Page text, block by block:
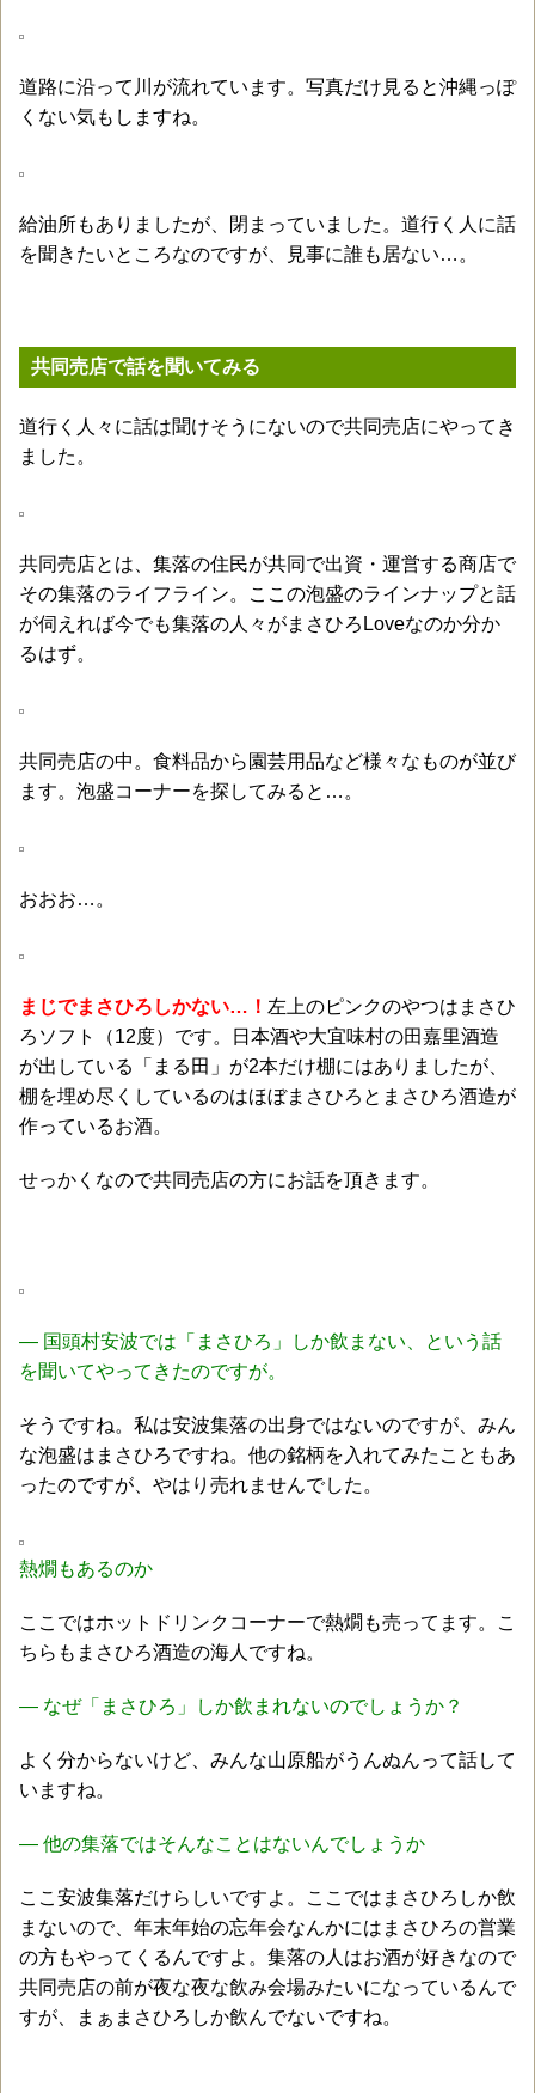
道路に沿って川が流れています。写真だけ見ると沖縄っぽ
くない気もしますね。
給油所もありましたが、閉まっていました。道行く人に話
を聞きたいところなのですが、見事に誰も居ない…。
共同売店で話を聞いてみる
道行く人々に話は聞けそうにないので共同売店にやってき
ました。
共同売店とは、集落の住民が共同で出資・運営する商店で
その集落のライフライン。ここの泡盛のラインナップと話
が伺えれば今でも集落の人々がまさひろLoveなのか分か
るはず。
共同売店の中。食料品から園芸用品など様々なものが並び
ます。泡盛コーナーを探してみると…。
おおお…。
まじでまさひろしかない…！ 左上のピンクのやつはまさひ
ろソフト（12度）です。日本酒や大宜味村の田嘉里酒造
が出している「まる田」が2本だけ棚にはありましたが、
棚を埋め尽くしているのはほぼまさひろとまさひろ酒造が
作っているお酒。
せっかくなので共同売店の方にお話を頂きます。
― 国頭村安波では「まさひろ」しか飲まない、という話
を聞いてやってきたのですが。
そうですね。私は安波集落の出身ではないのですが、みん
な泡盛はまさひろですね。他の銘柄を入れてみたこともあ
ったのですが、やはり売れませんでした。
熱燗もあるのか
ここではホットドリンクコーナーで熱燗も売ってます。こ
ちらもまさひろ酒造の海人ですね。
― なぜ「まさひろ」しか飲まれないのでしょうか？
よく分からないけど、みんな山原船がうんぬんって話して
いますね。
― 他の集落ではそんなことはないんでしょうか
ここ安波集落だけらしいですよ。ここではまさひろしか飲
まないので、年末年始の忘年会なんかにはまさひろの営業
の方もやってくるんですよ。集落の人はお酒が好きなので
共同売店の前が夜な夜な飲み会場みたいになっているんで
すが、まぁまさひろしか飲んでないですね。